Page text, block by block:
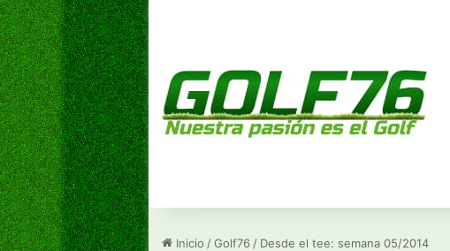
Inicio /Golf76 / Desde el tee: semana 05/2014